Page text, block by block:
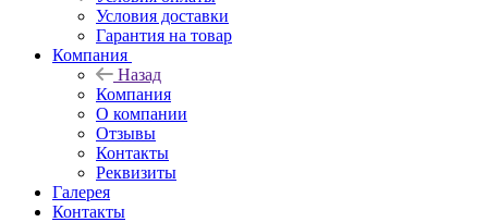
Условия доставки
Гарантия на товар
Компания
Назад
Компания
О компании
Отзывы
Контакты
Реквизиты
Галерея
Контакты